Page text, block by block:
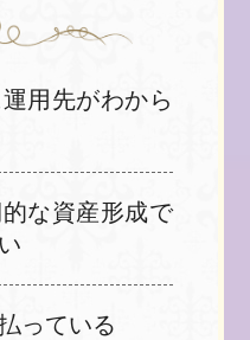
について：お
に開示するこ
レスには、株
ｌｌｉａｎ
より不定期に
きます。
本文のリンク
用先がわから
な資産形成で
っている